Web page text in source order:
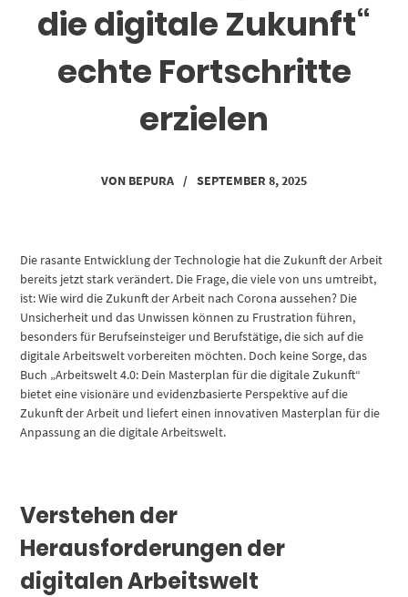
die digitale Zukunft“
echte Fortschritte
erzielen
VON BEPURA / SEPTEMBER 8, 2025
Die rasante Entwicklung der Technologie hat die Zukunft der Arbeit
bereits jetzt stark verändert. Die Frage, die viele von uns umtreibt,
ist: Wie wird die Zukunft der Arbeit nach Corona aussehen? Die
Unsicherheit und das Unwissen können zu Frustration führen,
besonders für Berufseinsteiger und Berufstätige, die sich auf die
digitale Arbeitswelt vorbereiten möchten. Doch keine Sorge, das
Buch „Arbeitswelt 4.0: Dein Masterplan für die digitale Zukunft“
bietet eine visionäre und evidenzbasierte Perspektive auf die
Zukunft der Arbeit und liefert einen innovativen Masterplan für die
Anpassung an die digitale Arbeitswelt.
Verstehen der
Herausforderungen der
digitalen Arbeitswelt